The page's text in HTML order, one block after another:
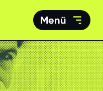
Menü